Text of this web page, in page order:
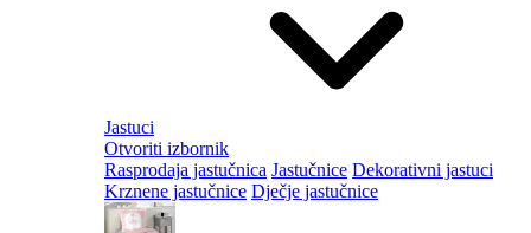
Jastuci
Otvoriti izbornik
Rasprodaja jastučnica Jastučnice Dekorativni jastuci
Krznene jastučnice Dječje jastučnice